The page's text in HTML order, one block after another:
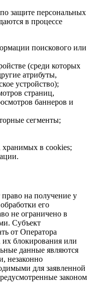
защите персональных
в процессе
поискового или
(среди которых
атрибуты,
устройство);
страниц,
баннеров и
сегменты;
хранимых в cookies;
на получение у
его
не ограничено в
Субъект
от Оператора
блокирования или
данные являются
незаконно
для заявленной
законом